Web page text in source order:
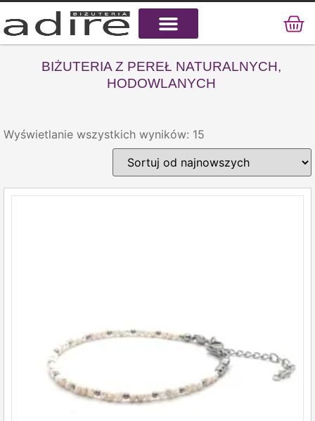
BIŻUTERIA Z PEREŁ NATURALNYCH,
HODOWLANYCH
Wyświetlanie wszystkich wyników: 15